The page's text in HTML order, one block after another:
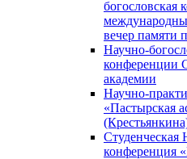
богословская
вечер
Научно-
конференции
академии
Научно-
«Пастырская
Студенческая
конференция